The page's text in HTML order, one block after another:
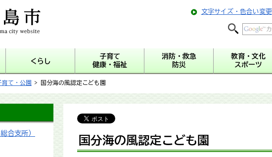
city
文字サイズ・色合い変更
くらし
子育て
健康・福祉
消防・救急
防災
教育・文化
スポーツ
育て・公園 > 国分海の風認定こども園
合支所）
国分海の風認定こども園